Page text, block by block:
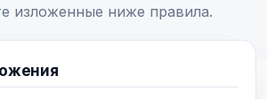
изложенные ниже правила.